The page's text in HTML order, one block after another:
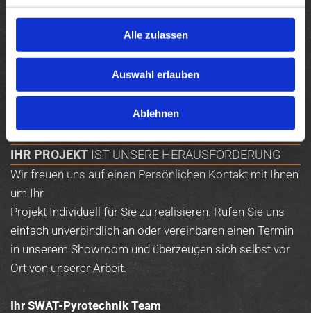
Alle zulassen
Auswahl erlauben
Ablehnen
Feuerwerk von der Planung über den Musik-Schnitt
gesamte Programmierung und Durchführung der Show,
sondern auch den Aufbau und Verleih von
Wasserleinwänden und Hydroschildern als Innovative
Projektionsfläche für unsere Laseranlagen.
IHR PROJEKT IST UNSERE HERAUSFORDERUNG
Wir freuen uns auf einen Persönlichen Kontakt mit Ihnen
um Ihr
Projekt Individuell für Sie zu realisieren. Rufen Sie uns
einfach unverbindlich an oder vereinbaren einen Termin
in unserem Showroom und überzeugen sich selbst vor
Ort von unserer Arbeit.
Ihr SWAT-Pyrotechnik Team